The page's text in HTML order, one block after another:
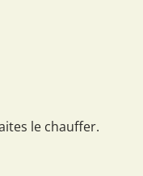
le chauffer.